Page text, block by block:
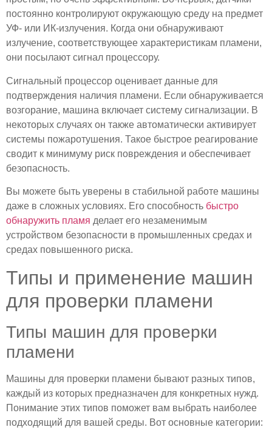
постоянно контролируют окружающую среду на предмет
УФ- или ИК-излучения. Когда они обнаруживают
излучение, соответствующее характеристикам пламени,
они посылают сигнал процессору.
Сигнальный процессор оценивает данные для
подтверждения наличия пламени. Если обнаруживается
возгорание, машина включает систему сигнализации. В
некоторых случаях он также автоматически активирует
системы пожаротушения. Такое быстрое реагирование
сводит к минимуму риск повреждения и обеспечивает
безопасность.
Вы можете быть уверены в стабильной работе машины
даже в сложных условиях. Его способность быстро
обнаружить пламя делает его незаменимым
устройством безопасности в промышленных средах и
средах повышенного риска.
Типы и применение машин
для проверки пламени
Типы машин для проверки
пламени
Машины для проверки пламени бывают разных типов,
каждый из которых предназначен для конкретных нужд.
Понимание этих типов поможет вам выбрать наиболее
подходящий для вашей среды. Вот основные категории: